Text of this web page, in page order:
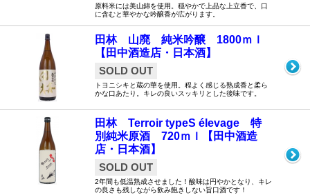
原料米には美山錦を使用。穏やかで上品な上立香で、口
に含むと華やかな吟醸香が広がります。
田林 山廃 純米吟醸 1800ｍｌ
【田中酒造店・日本酒】
SOLD OUT
トヨニシキと蔵の華を使用。程よく感じる熟成香と柔ら
かな口あたり。キレの良いスッキリとした後味です。
田林 Terroir typeS élevage 特
別純米原酒 720ｍｌ【田中酒造
店・日本酒】
SOLD OUT
2年間も低温熟成させました！酸味は円やかとなり、キレ
の良さも残しながら飲み飽きしない旨口酒です！